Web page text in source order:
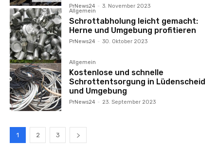
PrNews24 - 3. November 2023
Allgemein
Schrottabholung leicht gemacht:
Herne und Umgebung profitieren
PrNews24 - 30. Oktober 2023
Allgemein
Kostenlose und schnelle
Schrottentsorgung in Lüdenscheid
und Umgebung
PrNews24 - 23. September 2023
1 2 3